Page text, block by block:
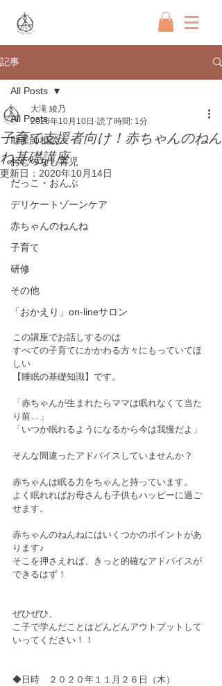
記事
All Posts
助産師相談
おむつなし育児
だっこ・おんぶ
デリケートゾーンケア
赤ちゃんのねんね
子育て
研修
その他
「おかえり」on-lineサロン
All Posts
子育て支援者向け！赤ちゃんのねん
ね基礎講座
大滝 綾乃
2020年10月10日 読了時間: 1分
更新日： 2020年10月14日
この講座でお話しするのは
すべての子育てにかかわる方々にもっていてほ
しい
【睡眠の基礎知識】です。
「赤ちゃんが生まれたらママは眠れなくて当た
り前…」
「いつか眠れるようになるから今は我慢だよ」
そんな間違ったアドバイスしていませんか？
赤ちゃんは眠る力をちゃんと持っています。
よく眠れればお母さんも子供もハッピーに過ご
せます。
赤ちゃんのねんねにはいくつかのポイントがあ
ります♪
そこを押さえれば、きっと的確なアドバイスが
できるはず！
ぜひぜひ、
こ子で学んだことはどんどんアウトプットして
いってください！！
◆日時　２０２０年１１月２６日（木）